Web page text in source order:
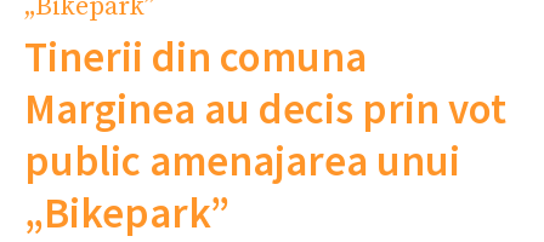
Tinerii din comuna
Marginea au decis prin vot
public amenajarea unui
„Bikepark”